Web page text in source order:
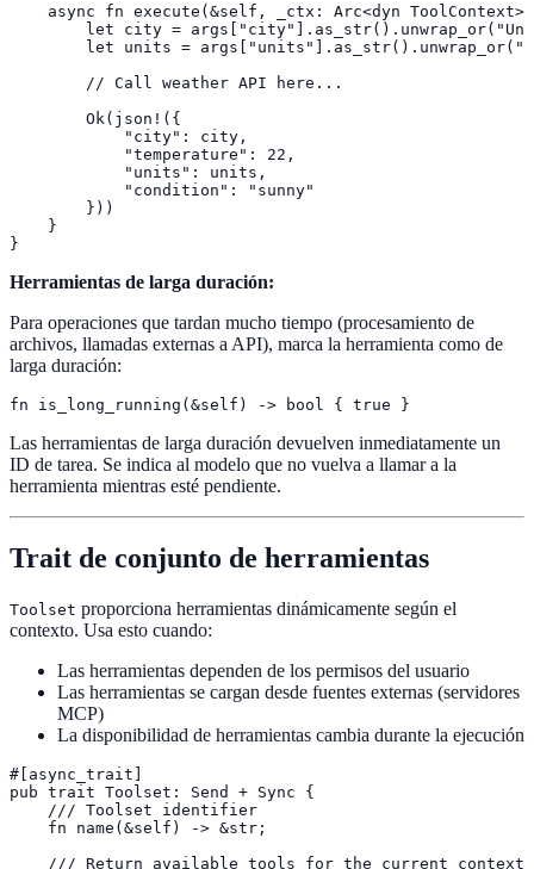
async fn execute(&self, _ctx: Arc<dyn
let city =
let units =
        // Call weather API here...
        Ok(json!({
            "city": city,
            "temperature": 22,
            "units": units,
            "condition": "sunny"
        }))
    }
}
Herramientas de larga duración:
Para operaciones que tardan mucho tiempo (procesamiento de
archivos, llamadas externas a API), marca la herramienta como de
larga duración:
fn is_long_running(&self) -> bool { true }
Las herramientas de larga duración devuelven inmediatamente un
ID de tarea. Se indica al modelo que no vuelva a llamar a la
herramienta mientras esté pendiente.
Trait de conjunto de herramientas
Toolset proporciona herramientas dinámicamente según el
contexto. Usa esto cuando:
Las herramientas dependen de los permisos del usuario
Las herramientas se cargan desde fuentes externas (servidores
MCP)
La disponibilidad de herramientas cambia durante la ejecución
#[async_trait]
pub trait Toolset: Send + Sync {
    /// Toolset identifier
    fn name(&self) -> &str;
    /// Return available tools for the current context